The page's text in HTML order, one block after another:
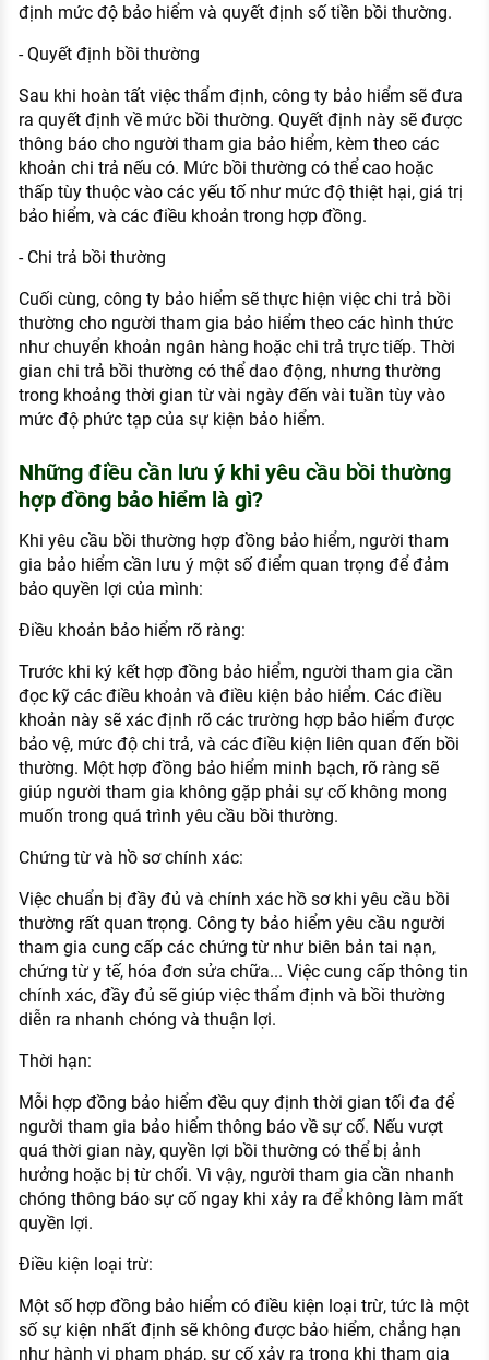
định mức độ bảo hiểm và quyết định số tiền bồi thường.
- Quyết định bồi thường
Sau khi hoàn tất việc thẩm định, công ty bảo hiểm sẽ đưa
ra quyết định về mức bồi thường. Quyết định này sẽ được
thông báo cho người tham gia bảo hiểm, kèm theo các
khoản chi trả nếu có. Mức bồi thường có thể cao hoặc
thấp tùy thuộc vào các yếu tố như mức độ thiệt hại, giá trị
bảo hiểm, và các điều khoản trong hợp đồng.
- Chi trả bồi thường
Cuối cùng, công ty bảo hiểm sẽ thực hiện việc chi trả bồi
thường cho người tham gia bảo hiểm theo các hình thức
như chuyển khoản ngân hàng hoặc chi trả trực tiếp. Thời
gian chi trả bồi thường có thể dao động, nhưng thường
trong khoảng thời gian từ vài ngày đến vài tuần tùy vào
mức độ phức tạp của sự kiện bảo hiểm.
Những điều cần lưu ý khi yêu cầu bồi thường
hợp đồng bảo hiểm là gì?
Khi yêu cầu bồi thường hợp đồng bảo hiểm, người tham
gia bảo hiểm cần lưu ý một số điểm quan trọng để đảm
bảo quyền lợi của mình:
Điều khoản bảo hiểm rõ ràng:
Trước khi ký kết hợp đồng bảo hiểm, người tham gia cần
đọc kỹ các điều khoản và điều kiện bảo hiểm. Các điều
khoản này sẽ xác định rõ các trường hợp bảo hiểm được
bảo vệ, mức độ chi trả, và các điều kiện liên quan đến bồi
thường. Một hợp đồng bảo hiểm minh bạch, rõ ràng sẽ
giúp người tham gia không gặp phải sự cố không mong
muốn trong quá trình yêu cầu bồi thường.
Chứng từ và hồ sơ chính xác:
Việc chuẩn bị đầy đủ và chính xác hồ sơ khi yêu cầu bồi
thường rất quan trọng. Công ty bảo hiểm yêu cầu người
tham gia cung cấp các chứng từ như biên bản tai nạn,
chứng từ y tế, hóa đơn sửa chữa... Việc cung cấp thông tin
chính xác, đầy đủ sẽ giúp việc thẩm định và bồi thường
diễn ra nhanh chóng và thuận lợi.
Thời hạn:
Mỗi hợp đồng bảo hiểm đều quy định thời gian tối đa để
người tham gia bảo hiểm thông báo về sự cố. Nếu vượt
quá thời gian này, quyền lợi bồi thường có thể bị ảnh
hưởng hoặc bị từ chối. Vì vậy, người tham gia cần nhanh
chóng thông báo sự cố ngay khi xảy ra để không làm mất
quyền lợi.
Điều kiện loại trừ:
Một số hợp đồng bảo hiểm có điều kiện loại trừ, tức là một
số sự kiện nhất định sẽ không được bảo hiểm, chẳng hạn
như hành vi phạm pháp, sự cố xảy ra trong khi tham gia